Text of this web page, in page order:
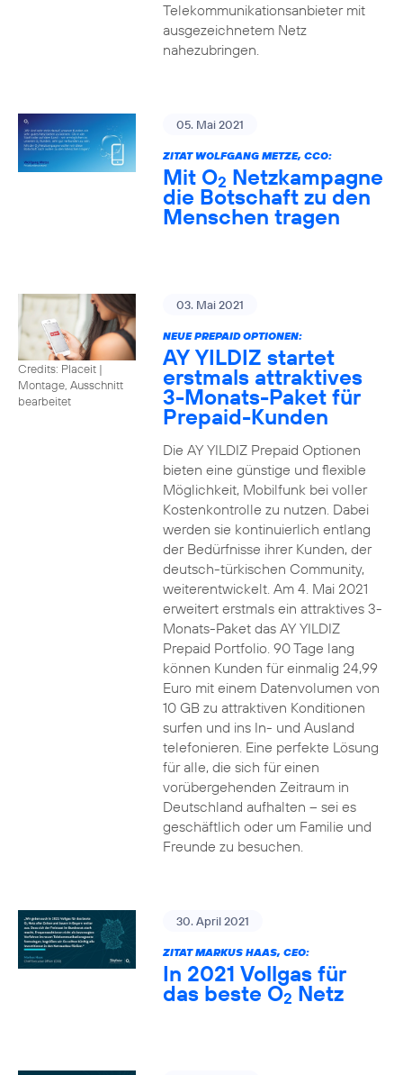
Telekommunikationsanbieter mit
ausgezeichnetem Netz
nahezubringen.
05. Mai 2021
ZITAT WOLFGANG METZE, CCO:
Mit O2 Netzkampagne
die Botschaft zu den
Menschen tragen
Credits: Placeit |
Montage, Ausschnitt
bearbeitet
03. Mai 2021
NEUE PREPAID OPTIONEN:
AY YILDIZ startet
erstmals attraktives
3-Monats-Paket für
Prepaid-Kunden
Die AY YILDIZ Prepaid Optionen
bieten eine günstige und flexible
Möglichkeit, Mobilfunk bei voller
Kostenkontrolle zu nutzen. Dabei
werden sie kontinuierlich entlang
der Bedürfnisse ihrer Kunden, der
deutsch-türkischen Community,
weiterentwickelt. Am 4. Mai 2021
erweitert erstmals ein attraktives 3-
Monats-Paket das AY YILDIZ
Prepaid Portfolio. 90 Tage lang
können Kunden für einmalig 24,99
Euro mit einem Datenvolumen von
10 GB zu attraktiven Konditionen
surfen und ins In- und Ausland
telefonieren. Eine perfekte Lösung
für alle, die sich für einen
vorübergehenden Zeitraum in
Deutschland aufhalten – sei es
geschäftlich oder um Familie und
Freunde zu besuchen.
30. April 2021
ZITAT MARKUS HAAS, CEO:
In 2021 Vollgas für
das beste O2 Netz